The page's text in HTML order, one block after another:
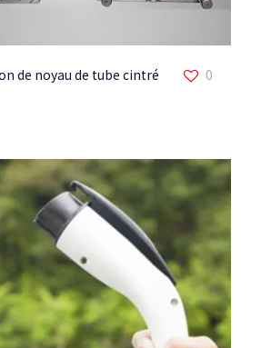
de noyau de tube cintré
0